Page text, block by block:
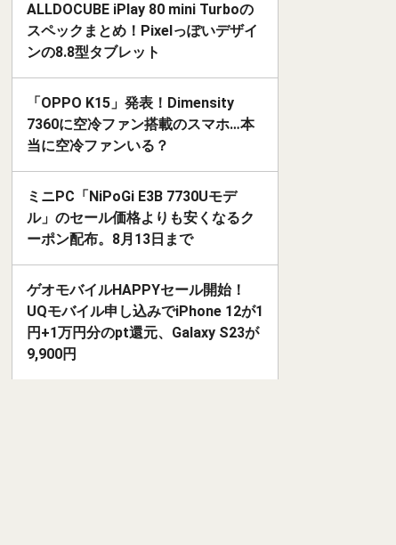
ALLDOCUBE iPlay 80 mini Turboの
スペックまとめ！Pixelっぽいデザイ
ンの8.8型タブレット
「OPPO K15」発表！Dimensity
7360に空冷ファン搭載のスマホ…本
当に空冷ファンいる？
ミニPC「NiPoGi E3B 7730Uモデ
ル」のセール価格よりも安くなるク
ーポン配布。8月13日まで
ゲオモバイルHAPPYセール開始！
UQモバイル申し込みでiPhone 12が1
円+1万円分のpt還元、Galaxy S23が
9,900円